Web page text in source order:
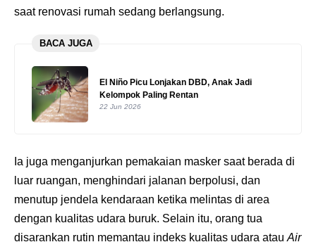
saat renovasi rumah sedang berlangsung.
BACA JUGA
El Niño Picu Lonjakan DBD, Anak Jadi
Kelompok Paling Rentan
22 Jun 2026
Ia juga menganjurkan pemakaian masker saat berada di
luar ruangan, menghindari jalanan berpolusi, dan
menutup jendela kendaraan ketika melintas di area
dengan kualitas udara buruk. Selain itu, orang tua
disarankan rutin memantau indeks kualitas udara atau Air